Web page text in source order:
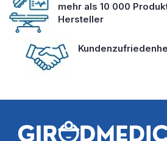
mehr als 10 000
Hersteller